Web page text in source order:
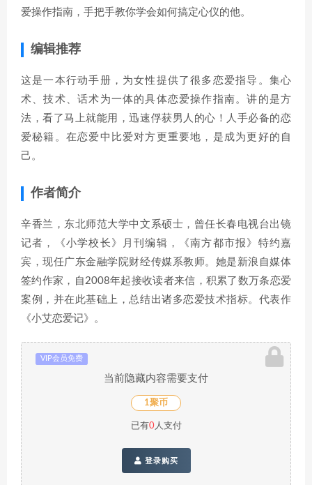
爱操作指南，手把手教你学会如何搞定心仪的他。
编辑推荐
这是一本行动手册，为女性提供了很多恋爱指导。集心
术、技术、话术为一体的具体恋爱操作指南。讲的是方
法，看了马上就能用，迅速俘获男人的心！人手必备的恋
爱秘籍。在恋爱中比爱对方更重要地，是成为更好的自
己。
作者简介
辛香兰，东北师范大学中文系硕士，曾任长春电视台出镜
记者，《小学校长》月刊编辑，《南方都市报》特约嘉
宾，现任广东金融学院财经传媒系教师。她是新浪自媒体
签约作家，自2008年起接收读者来信，积累了数万条恋爱
案例，并在此基础上，总结出诸多恋爱技术指标。代表作
《小艾恋爱记》。
VIP会员免费
当前隐藏内容需要支付
1聚币
已有0人支付
登录购买